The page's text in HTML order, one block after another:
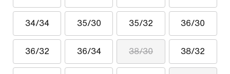
34/34 35/30 35/32 36/30
36/32 36/34 38/30 38/32